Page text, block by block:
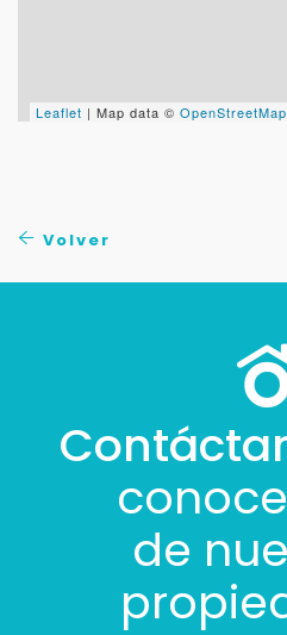
Leaflet | Map data © OpenStreetMap
Volver
de